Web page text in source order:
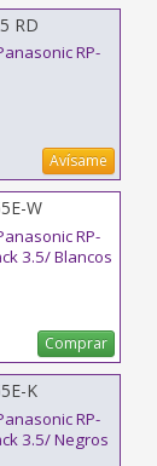
RD
RP-
Avísame
W
RP-
3.5/ Blancos
Comprar
K
RP-
3.5/ Negros